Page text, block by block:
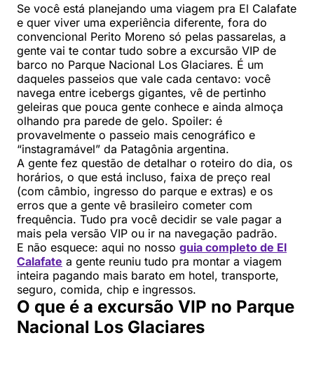
Se você está planejando uma viagem pra El Calafate
e quer viver uma experiência diferente, fora do
convencional Perito Moreno só pelas passarelas, a
gente vai te contar tudo sobre a excursão VIP de
barco no Parque Nacional Los Glaciares. É um
daqueles passeios que vale cada centavo: você
navega entre icebergs gigantes, vê de pertinho
geleiras que pouca gente conhece e ainda almoça
olhando pra parede de gelo. Spoiler: é
provavelmente o passeio mais cenográfico e
“instagramável” da Patagônia argentina.
A gente fez questão de detalhar o roteiro do dia, os
horários, o que está incluso, faixa de preço real
(com câmbio, ingresso do parque e extras) e os
erros que a gente vê brasileiro cometer com
frequência. Tudo pra você decidir se vale pagar a
mais pela versão VIP ou ir na navegação padrão.
E não esquece: aqui no nosso guia completo de El
Calafate a gente reuniu tudo pra montar a viagem
inteira pagando mais barato em hotel, transporte,
seguro, comida, chip e ingressos.
O que é a excursão VIP no Parque
Nacional Los Glaciares